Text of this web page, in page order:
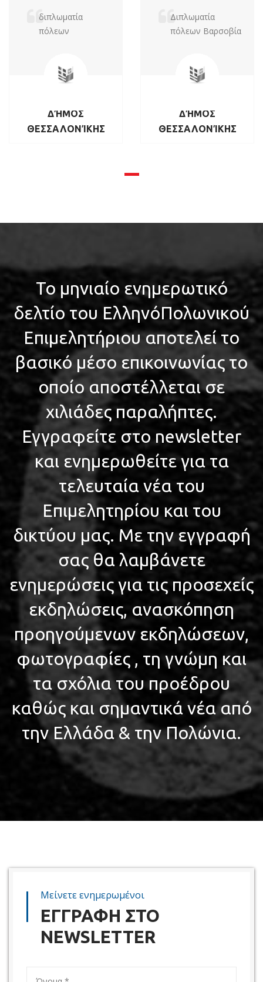
διπλωματία
πόλεων
ΔΉΜΟΣ
ΘΕΣΣΑΛΟΝΊΚΗΣ
Διπλωματία
πόλεων Βαρσοβία
ΔΉΜΟΣ
ΘΕΣΣΑΛΟΝΊΚΗΣ
Το μηνιαίο ενημερωτικό
δελτίο του ΕλληνόΠολωνικού
Επιμελητήριου αποτελεί το
βασικό μέσο επικοινωνίας το
οποίο αποστέλλεται σε
χιλιάδες παραλήπτες.
Εγγραφείτε στο newsletter
και ενημερωθείτε για τα
τελευταία νέα του
Επιμελητηρίου και του
δικτύου μας. Με την εγγραφή
σας θα λαμβάνετε
ενημερώσεις για τις προσεχείς
εκδηλώσεις, ανασκόπηση
προηγούμενων εκδηλώσεων,
φωτογραφίες , τη γνώμη και
τα σχόλια του προέδρου
καθώς και σημαντικά νέα από
την Ελλάδα & την Πολώνια.
Μείνετε ενημερωμένοι
ΕΓΓΡΑΦΗ ΣΤΟ
NEWSLETTER